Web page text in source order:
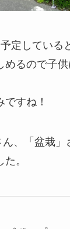
定している
めるので子
すね！
、「盆栽」
。